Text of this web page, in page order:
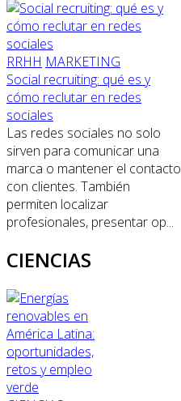
RRHH MARKETING
Social recruiting: qué es y
cómo reclutar en redes
sociales
Las redes sociales no solo
sirven para comunicar una
marca o mantener el contacto
con clientes. También
permiten localizar
profesionales, presentar op...
CIENCIAS